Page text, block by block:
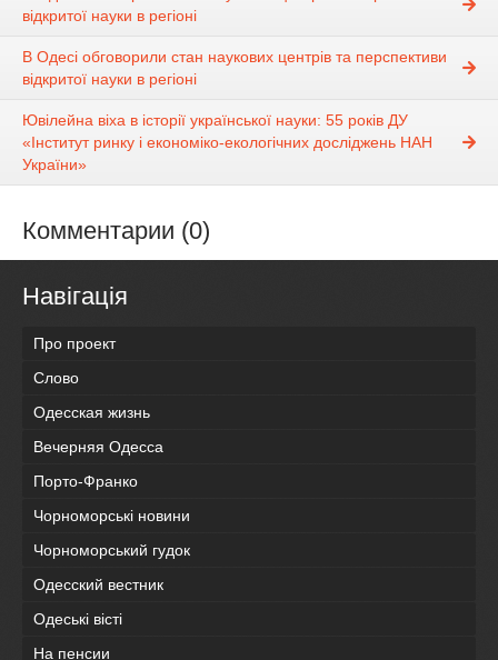
відкритої науки в регіоні
В Одесі обговорили стан наукових центрів та перспективи
відкритої науки в регіоні
Ювілейна віха в історії української науки: 55 років ДУ
«Інститут ринку і економіко-екологічних досліджень НАН
України»
Комментарии (0)
Навігація
Про проект
Слово
Одесская жизнь
Вечерняя Одесса
Порто-Франко
Чорноморські новини
Чорноморський гудок
Одесский вестник
Одеськi вiстi
На пенсии